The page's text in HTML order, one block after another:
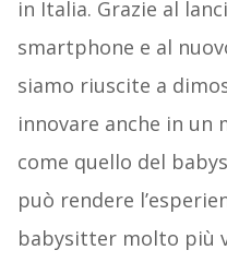
in Italia. Grazie al
smartphone e al
siamo riuscite a
innovare anche in un
come quello del
può rendere
babysitter molto più